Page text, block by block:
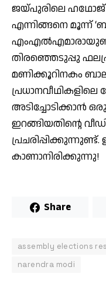
ജയ്പുരിലെ ഹഥോജ്
എന്നിങ്ങനെ മൂന്ന്
തിരഞ്ഞെടുപ്പു
മണിക്കൂറിനകം
അടിച്ചോടിക്കാന്‍
ഇറങ്ങിയതിന്റെ
പ്രചരിപ്പിക്കുന്നുണ്ട്.
കാണാനിരിക്കുന്നു!
Share
assembly elections
narendra modi